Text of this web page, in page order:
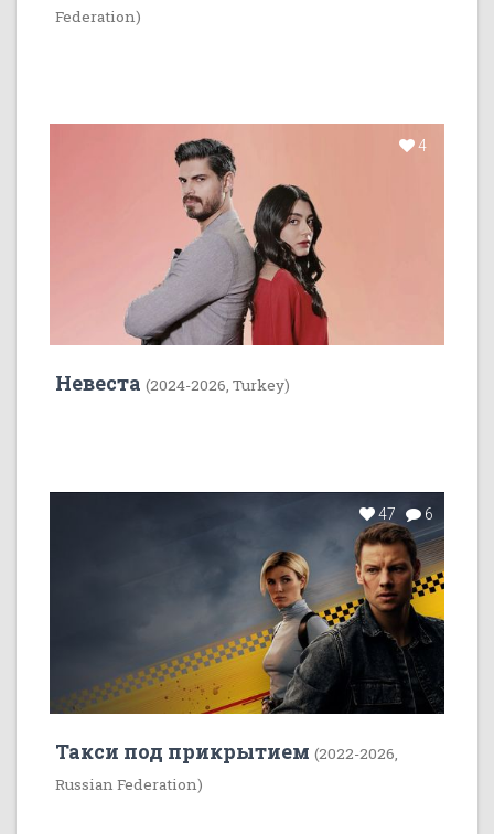
Federation)
4
Невеста (2024-2026, Turkey)
47 6
Такси под прикрытием (2022-2026,
Russian Federation)